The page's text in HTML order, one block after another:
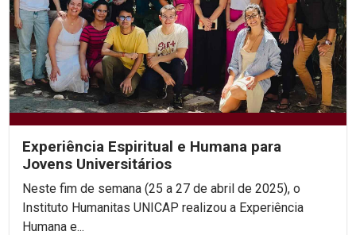
Experiência Espiritual e Humana para
Jovens Universitários
Neste fim de semana (25 a 27 de abril de 2025), o
Instituto Humanitas UNICAP realizou a Experiência
Humana e...